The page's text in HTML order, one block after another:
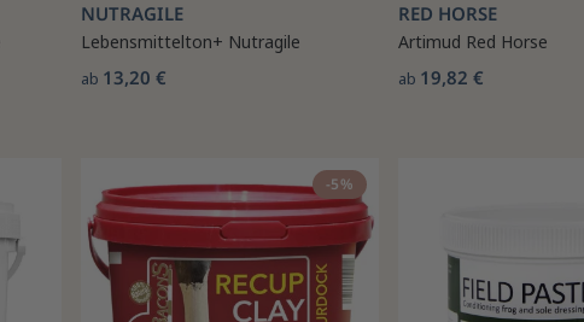
NUTRAGILE
Lebensmittelton+ Nutragile
ab 13,20 €
RED HORSE
Artimud Red Horse
ab 19,82 €
-5%